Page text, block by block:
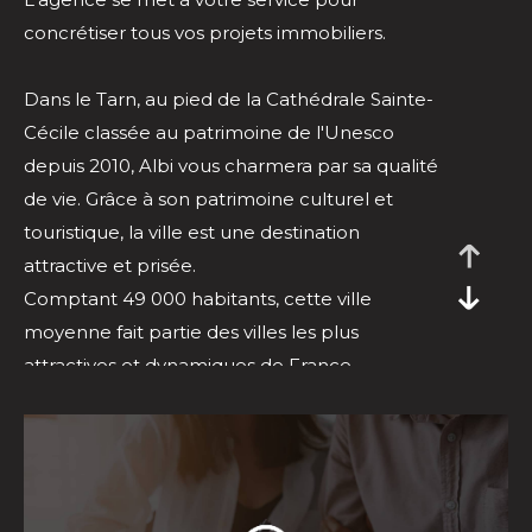
concrétiser tous vos projets immobiliers.
Dans le Tarn, au pied de la Cathédrale Sainte-
Cécile classée au patrimoine de l'Unesco
depuis 2010, Albi vous charmera par sa qualité
de vie. Grâce à son patrimoine culturel et
touristique, la ville est une destination
attractive et prisée.
Comptant 49 000 habitants, cette ville
moyenne fait partie des villes les plus
attractives et dynamiques de France.
C'est une ville animée, on y recense des
équipements culturels tel que 2 théâtres et 3
cinémas, la faculté Champollion et plusieurs